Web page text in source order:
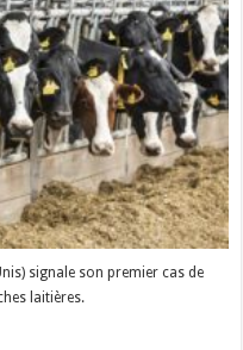
signale son premier cas de
laitières.